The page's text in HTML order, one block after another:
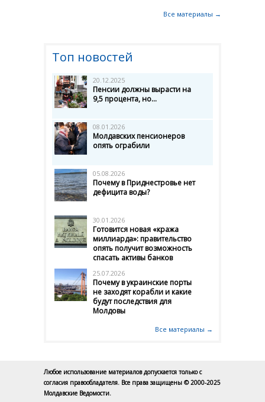
Все материалы →
Топ новостей
20.12.2025
Пенсии должны вырасти на
9,5 процента, но...
08.01.2026
Молдавских пенсионеров
опять ограбили
05.08.2026
Почему в Приднестровье нет
дефицита воды?
30.01.2026
Готовится новая «кража
миллиарда»: правительство
опять получит возможность
спасать активы банков
25.07.2026
Почему в украинские порты
не заходят корабли и какие
будут последствия для
Молдовы
Все материалы →
Любое использование материалов допускается только с
согласия правообладателя. Все права защищены © 2000-2025
Молдавские Ведомости.